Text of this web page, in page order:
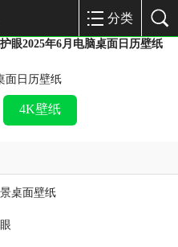
分类
眼2025年6月电脑桌面日历壁纸
4K壁纸